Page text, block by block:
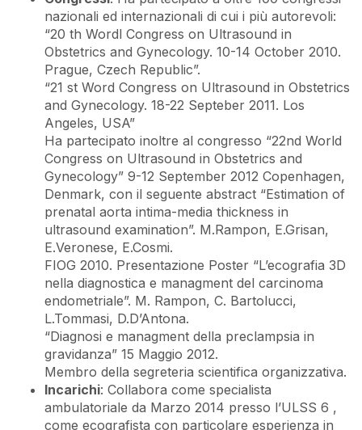
nazionali ed internazionali di cui i più autorevoli:
“20 th Wordl Congress on Ultrasound in
Obstetrics and Gynecology. 10-14 October 2010.
Prague, Czech Republic”.
“21 st Word Congress on Ultrasound in Obstetrics
and Gynecology. 18-22 Septeber 2011. Los
Angeles, USA”
Ha partecipato inoltre al congresso “22nd World
Congress on Ultrasound in Obstetrics and
Gynecology” 9-12 September 2012 Copenhagen,
Denmark, con il seguente abstract “Estimation of
prenatal aorta intima-media thickness in
ultrasound examination”. M.Rampon, E.Grisan,
E.Veronese, E.Cosmi.
FIOG 2010. Presentazione Poster “L’ecografia 3D
nella diagnostica e managment del carcinoma
endometriale”. M. Rampon, C. Bartolucci,
L.Tommasi, D.D’Antona.
“Diagnosi e managment della preclampsia in
gravidanza” 15 Maggio 2012.
Membro della segreteria scientifica organizzativa.
Incarichi: Collabora come specialista
ambulatoriale da Marzo 2014 presso l’ULSS 6 ,
come ecografista con particolare esperienza in